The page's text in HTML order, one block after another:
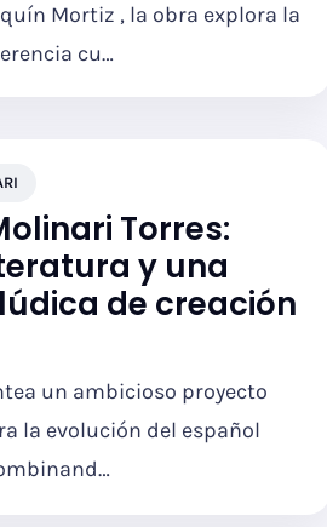
Mortiz , la obra explora la
cu…
Torres:
y una
de creación
un ambicioso proyecto
la evolución del español